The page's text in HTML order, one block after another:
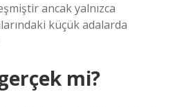
ancak yalnızca
küçük adalarda
mi?